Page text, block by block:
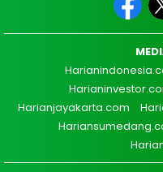
Harianjayakarta.com